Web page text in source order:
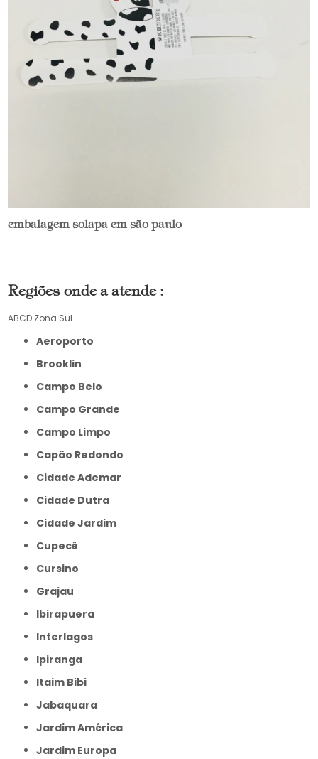
embalagem solapa em são paulo
Regiões onde a atende :
ABCD Zona Sul
Aeroporto
Brooklin
Campo Belo
Campo Grande
Campo Limpo
Capão Redondo
Cidade Ademar
Cidade Dutra
Cidade Jardim
Cupecê
Cursino
Grajau
Ibirapuera
Interlagos
Ipiranga
Itaim Bibi
Jabaquara
Jardim América
Jardim Europa